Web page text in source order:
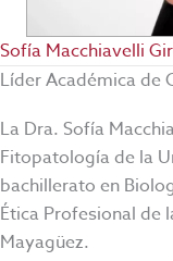
Sofía Macchiavelli
Líder Académica de
La Dra. Sofía
Fitopatología de la
bachillerato en
Ética Profesional de
Mayagüez.